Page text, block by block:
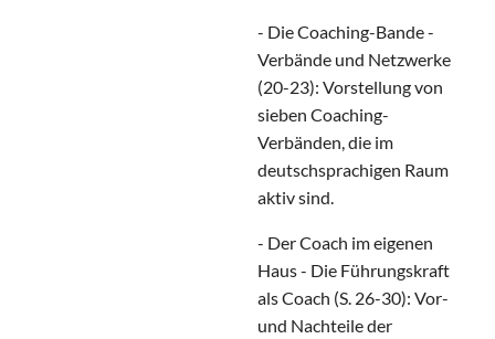
- Die Coaching-Bande -
Verbände und Netzwerke
(20-23): Vorstellung von
sieben Coaching-
Verbänden, die im
deutschsprachigen Raum
aktiv sind.
- Der Coach im eigenen
Haus - Die Führungskraft
als Coach (S. 26-30): Vor-
und Nachteile der